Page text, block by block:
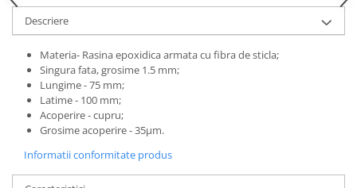
Descriere
Materia- Rasina epoxidica armata cu fibra de sticla;
Singura fata, grosime 1.5 mm;
Lungime - 75 mm;
Latime - 100 mm;
Acoperire - cupru;
Grosime acoperire - 35µm.
Informatii conformitate produs